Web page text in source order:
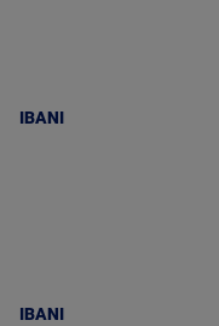
IBANI
IBANI